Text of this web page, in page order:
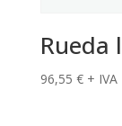
Rueda
96,55 € + IVA